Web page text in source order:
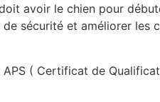
avoir le chien pour
sécurité et améliorer les
( Certificat de